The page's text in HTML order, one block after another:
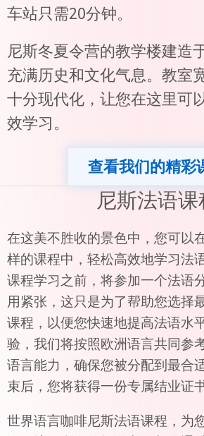
车站只需20分钟。
尼斯冬夏令营的教学楼建造
充满历史和文化气息。教室
十分现代化，让您在这里可
效学习。
查看我们的精彩
尼斯法语课
在这美不胜收的景色中，您可以
样的课程中，轻松高效地学习法
课程学习之前，将参加一个法语
用紧张，这只是为了帮助您选择
课程，以便您快速地提高法语水
验，我们将按照欧洲语言共同参
语言能力，确保您被分配到最合
束后，您将获得一份专属结业证书
世界语言咖啡尼斯法语课程，为